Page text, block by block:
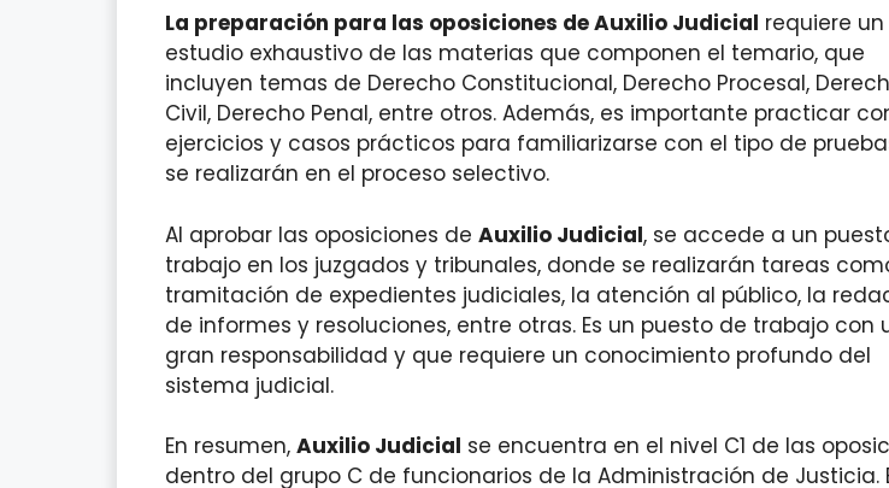
La preparación para las oposiciones de Auxilio Judicial requiere un
estudio exhaustivo de las materias que componen el temario, que
incluyen temas de Derecho Constitucional, Derecho Procesal,
Civil, Derecho Penal, entre otros. Además, es importante practicar
ejercicios y casos prácticos para familiarizarse con el tipo de
se realizarán en el proceso selectivo.
Al aprobar las oposiciones de Auxilio Judicial, se accede a un
trabajo en los juzgados y tribunales, donde se realizarán tareas
tramitación de expedientes judiciales, la atención al público, la
de informes y resoluciones, entre otras. Es un puesto de trabajo con
gran responsabilidad y que requiere un conocimiento profundo del
sistema judicial.
En resumen, Auxilio Judicial se encuentra en el nivel C1 de las
dentro del grupo C de funcionarios de la Administración de Justicia.